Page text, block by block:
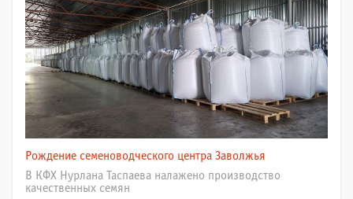
Рождение семеноводческого центра Заволжья
В КФХ Нурлана Таспаева налажено производство
качественных семян